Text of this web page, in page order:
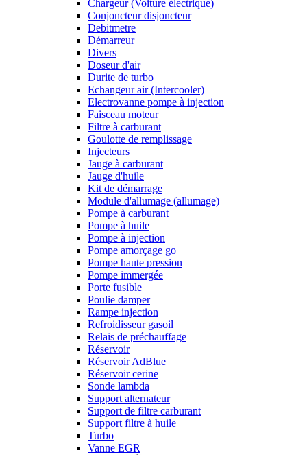
Chargeur (Voiture électrique)
Conjoncteur disjoncteur
Debitmetre
Démarreur
Divers
Doseur d'air
Durite de turbo
Echangeur air (Intercooler)
Electrovanne pompe à injection
Faisceau moteur
Filtre à carburant
Goulotte de remplissage
Injecteurs
Jauge à carburant
Jauge d'huile
Kit de démarrage
Module d'allumage (allumage)
Pompe à carburant
Pompe à huile
Pompe à injection
Pompe amorçage go
Pompe haute pression
Pompe immergée
Porte fusible
Poulie damper
Rampe injection
Refroidisseur gasoil
Relais de préchauffage
Réservoir
Réservoir AdBlue
Réservoir cerine
Sonde lambda
Support alternateur
Support de filtre carburant
Support filtre à huile
Turbo
Vanne EGR